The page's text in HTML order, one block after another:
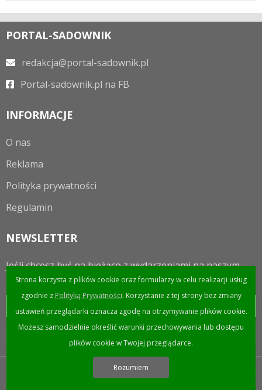
PORTAL-SADOWNIK
redakcja@portal-sadownik.pl
Portal-sadownik.pl na FB
INFORMACJE
O nas
Reklama
Polityka prywatności
Regulamin
NEWSLETTER
Jeśli chcesz być na bieżąco z wydarzeniami na naszym
portalu to zapraszamy do zapisania się do newslettera.
Wykonanie Avin.pl
Strona korzysta z plików cookie oraz formularzy w celu realizacji usług
zgodnie z Polityką Prywatności. Korzystanie z tej strony bez zmiany
ustawień przeglądarki oznacza zgodę na otrzymywanie plików cookie.
Możesz samodzielnie określić warunki przechowywania lub dostępu
plików cookie w Twojej przeglądarce.
Rozumiem